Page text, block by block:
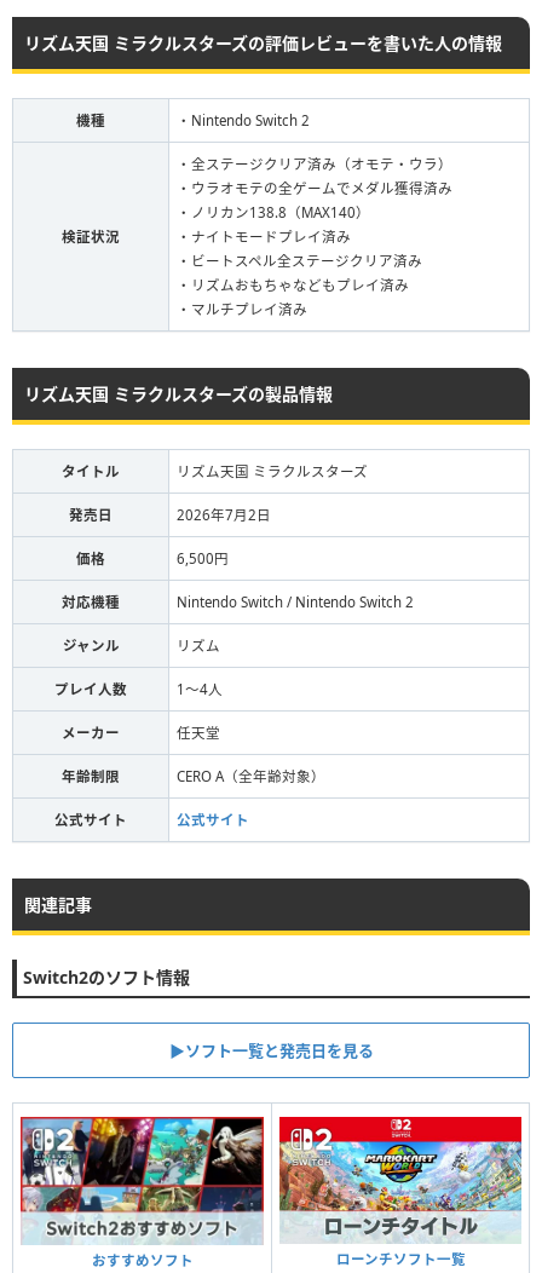
リズム天国 ミラクルスターズの評価レビューを書いた人の情報
機種 ・Nintendo Switch 2
検証状況
・全ステージクリア済み（オモテ・ウラ）
・ウラオモテの全ゲームでメダル獲得済み
・ノリカン138.8（MAX140）
・ナイトモードプレイ済み
・ビートスペル全ステージクリア済み
・リズムおもちゃなどもプレイ済み
・マルチプレイ済み
リズム天国 ミラクルスターズの製品情報
タイトル リズム天国 ミラクルスターズ
発売日 2026年7月2日
価格 6,500円
対応機種 Nintendo Switch / Nintendo Switch 2
ジャンル リズム
プレイ人数 1～4人
メーカー 任天堂
年齢制限 CERO A（全年齢対象）
公式サイト 公式サイト
関連記事
Switch2のソフト情報
▶︎ソフト一覧と発売日を見る
おすすめソフト ローンチソフト一覧